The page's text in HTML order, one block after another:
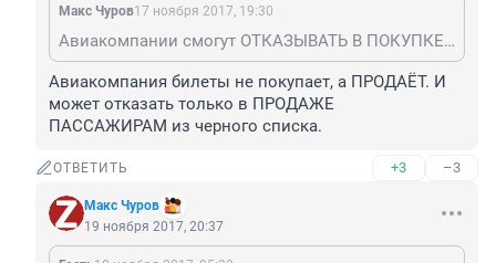
Макс Чуров17 ноября 2017, 19:30
Авиакомпании смогут ОТКАЗЫВАТЬ В ПОКУПКЕ БИЛЕТОВ пассажирам, имена которых были включены в черные списки.
Авиакомпания билеты не покупает, а ПРОДАЁТ. И
может отказать только в ПРОДАЖЕ
ПАССАЖИРАМ из черного списка.
ОТВЕТИТЬ +3 –3
Макс Чуров
19 ноября 2017, 20:37